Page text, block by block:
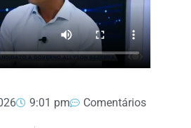
9:01 pm Comentários